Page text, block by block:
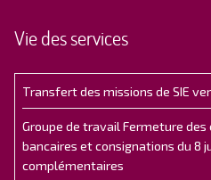
Vie des services
Transfert des missions de SIE
Groupe de travail Fermeture des
bancaires et consignations du 8
complémentaires